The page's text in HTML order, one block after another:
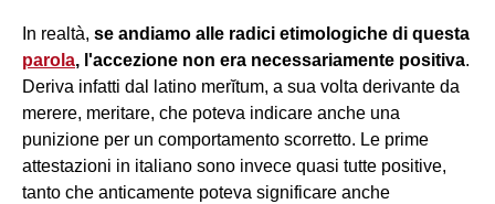
In realtà, se andiamo alle radici etimologiche di questa
parola, l'accezione non era necessariamente positiva.
Deriva infatti dal latino merĭtum, a sua volta derivante da
merere, meritare, che poteva indicare anche una
punizione per un comportamento scorretto. Le prime
attestazioni in italiano sono invece quasi tutte positive,
tanto che anticamente poteva significare anche